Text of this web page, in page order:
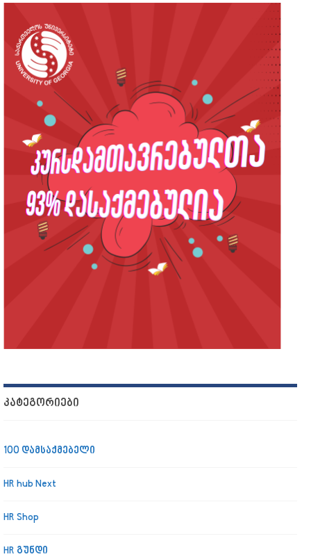
ᲙᲐᲢᲔᲒᲝᲠᲘᲔᲑᲘ
100 დამსაქმებელი
HR hub Next
HR Shop
HR გუნდი